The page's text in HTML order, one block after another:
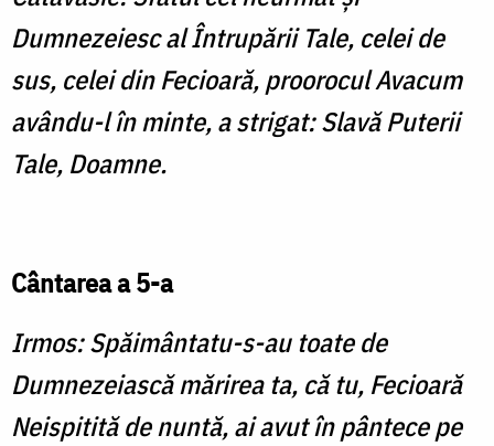
Dumnezeiesc al Întrupării Tale, celei de
sus, celei din Fecioară, proorocul Avacum
avându-l în minte, a strigat: Slavă Puterii
Tale, Doamne.
Cântarea a 5-a
Irmos: Spăimântatu-s-au toate de
Dumnezeiască mărirea ta, că tu, Fecioară
Neispitită de nuntă, ai avut în pântece pe